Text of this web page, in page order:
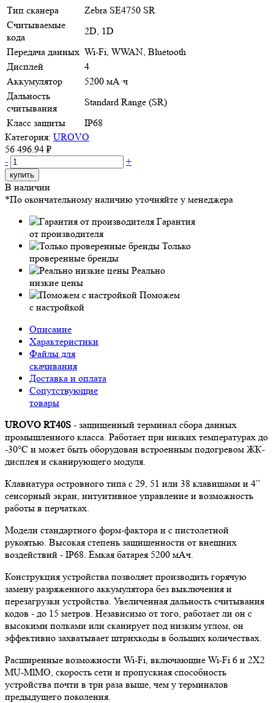
Тип сканера
Zebra SE4750 SR
Считываемые
кода
2D, 1D
Передача данных Wi-Fi, WWAN, Bluetooth
Дисплей
4
Аккумулятор
5200 мА·ч
Дальность
считывания
Standard Range (SR)
Класс защиты
IP68
Категория: UROVO
56 496.94 ₽
-
+
купить
В наличии
*По окончательному наличию уточняйте у менеджера
Гарантия
от производителя
Только
проверенные бренды
Реально
низкие цены
Поможем
с настройкой
Описание
Характеристики
Файлы для
скачивания
Доставка и оплата
Сопутствующие
товары
UROVO RT40S - защищенный терминал сбора данных
промышленного класса. Работает при низких температурах до
-30°C и может быть оборудован встроенным подогревом ЖК-
дисплея и сканирующего модуля.
Клавиатура островного типа с 29, 51 или 38 клавишами и 4”
сенсорный экран, интуитивное управление и возможность
работы в перчатках.
Модели стандартного форм-фактора и с пистолетной
рукоятью. Высокая степень защищенности от внешних
воздействий - IP68. Ёмкая батарея 5200 мАч.
Конструкция устройства позволяет производить горячую
замену разряженного аккумулятора без выключения и
перезагрузки устройства. Увеличенная дальность считывания
кодов - до 15 метров. Независимо от того, работает ли он с
высокими полками или сканирует под низким углом, он
эффективно захватывает штрихкоды в больших количествах.
Расширенные возможности Wi-Fi, включающие Wi-Fi 6 и 2X2
MU-MlMO, скорость сети и пропускная способность
устройства почти в три раза выше, чем у терминалов
предыдущего поколения.